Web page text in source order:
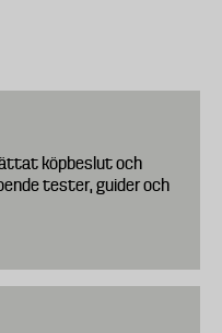
köpbeslut och
tester, guider och